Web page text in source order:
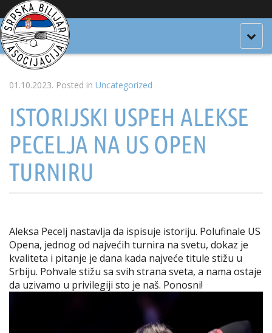
01.10.2023. Posted in Uncategorized
ISTORIJSKI USPEH ALEKSE
PECELJA NA US OPEN
TURNIRU
Aleksa Pecelj nastavlja da ispisuje istoriju. Polufinale US
Opena, jednog od najvećih turnira na svetu, dokaz je
kvaliteta i pitanje je dana kada najveće titule stižu u
Srbiju. Pohvale stižu sa svih strana sveta, a nama ostaje
da uzivamo u privilegiji sto je naš. Ponosni!